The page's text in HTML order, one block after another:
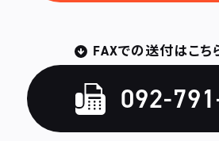
FAXでの送付はこち
092-